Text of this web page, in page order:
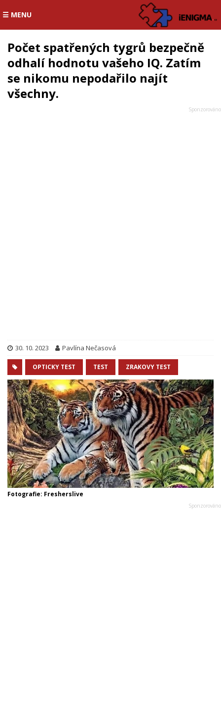
☰ MENU
Počet spatřených tygrů bezpečně
odhalí hodnotu vašeho IQ. Zatím
se nikomu nepodařilo najít
všechny.
30. 10. 2023 Pavlína Nečasová
OPTICKY TEST TEST ZRAKOVY TEST
Fotografie: Fresherslive